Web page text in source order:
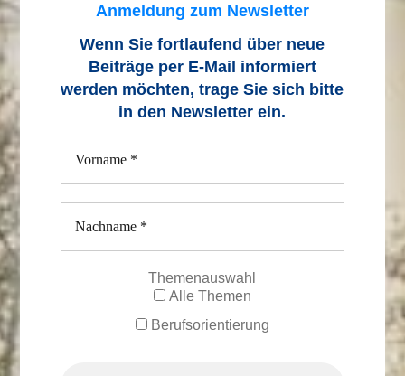
Anmeldung zum Newsletter
Wenn Sie fortlaufend über neue
Beiträge per E-Mail informiert
werden möchten, trage Sie sich bitte
in den Newsletter ein.
Themenauswahl
Alle Themen
Berufsorientierung